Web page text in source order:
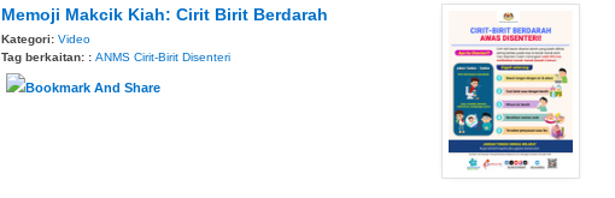
Memoji Makcik Kiah: Cirit Birit Berdarah
Kategori: Video
Tag berkaitan: : ANMS Cirit-Birit Disenteri